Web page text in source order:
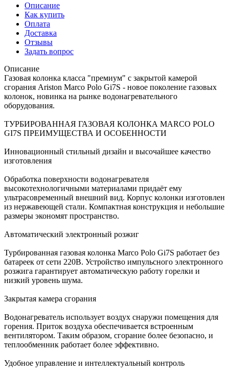
Описание
Как купить
Оплата
Доставка
Отзывы
Задать вопрос
Описание
Газовая колонка класса "премиум" c закрытой камерой
сгорания Ariston Marco Polo Gi7S - новое поколение газовых
колонок, новинка на рынке водонагревательного
оборудования.
ТУРБИРОВАННАЯ ГАЗОВАЯ КОЛОНКА MARCO POLO
GI7S ПРЕИМУЩЕСТВА И ОСОБЕННОСТИ
Инновационный стильный дизайн и высочайшее качество
изготовления
Обработка поверхности водонагревателя
высокотехнологичными материалами придаёт ему
ультрасовременный внешний вид. Корпус колонки изготовлен
из нержавеющей стали. Компактная конструкция и небольшие
размеры экономят пространство.
Автоматический электронный розжиг
Турбированная газовая колонка Marco Polo Gi7S работает без
батареек от сети 220В. Устройство импульсного электронного
розжига гарантирует автоматическую работу горелки и
низкий уровень шума.
Закрытая камера сгорания
Водонагреватель использует воздух снаружи помещения для
горения. Приток воздуха обеспечивается встроенным
вентилятором. Таким образом, сгорание более безопасно, и
теплообменник работает более эффективно.
Удобное управление и интеллектуальный контроль